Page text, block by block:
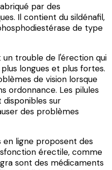
par des
Il contient du sildénafil,
de type
trouble de l'érection qui
longues et plus fortes.
de vision lorsque
ordonnance. Les pilules
disponibles sur
des problèmes
en ligne proposent des
érectile, comme
sont des médicaments